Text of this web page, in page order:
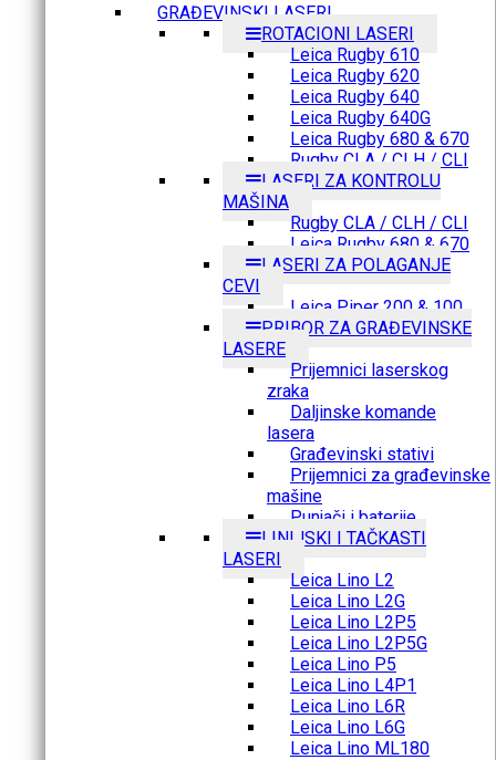
GRAĐEVINSKI LASERI
ROTACIONI LASERI
Leica Rugby 610
Leica Rugby 620
Leica Rugby 640
Leica Rugby 640G
Leica Rugby 680 & 670
Rugby CLA / CLH / CLI
LASERI ZA KONTROLU
MAŠINA
Rugby CLA / CLH / CLI
Leica Rugby 680 & 670
LASERI ZA POLAGANJE
CEVI
Leica Piper 200 & 100
PRIBOR ZA GRAĐEVINSKE
LASERE
Prijemnici laserskog
zraka
Daljinske komande
lasera
Građevinski stativi
Prijemnici za građevinske
mašine
Punjači i baterije
LINIJSKI I TAČKASTI
LASERI
Leica Lino L2
Leica Lino L2G
Leica Lino L2P5
Leica Lino L2P5G
Leica Lino P5
Leica Lino L4P1
Leica Lino L6R
Leica Lino L6G
Leica Lino ML180